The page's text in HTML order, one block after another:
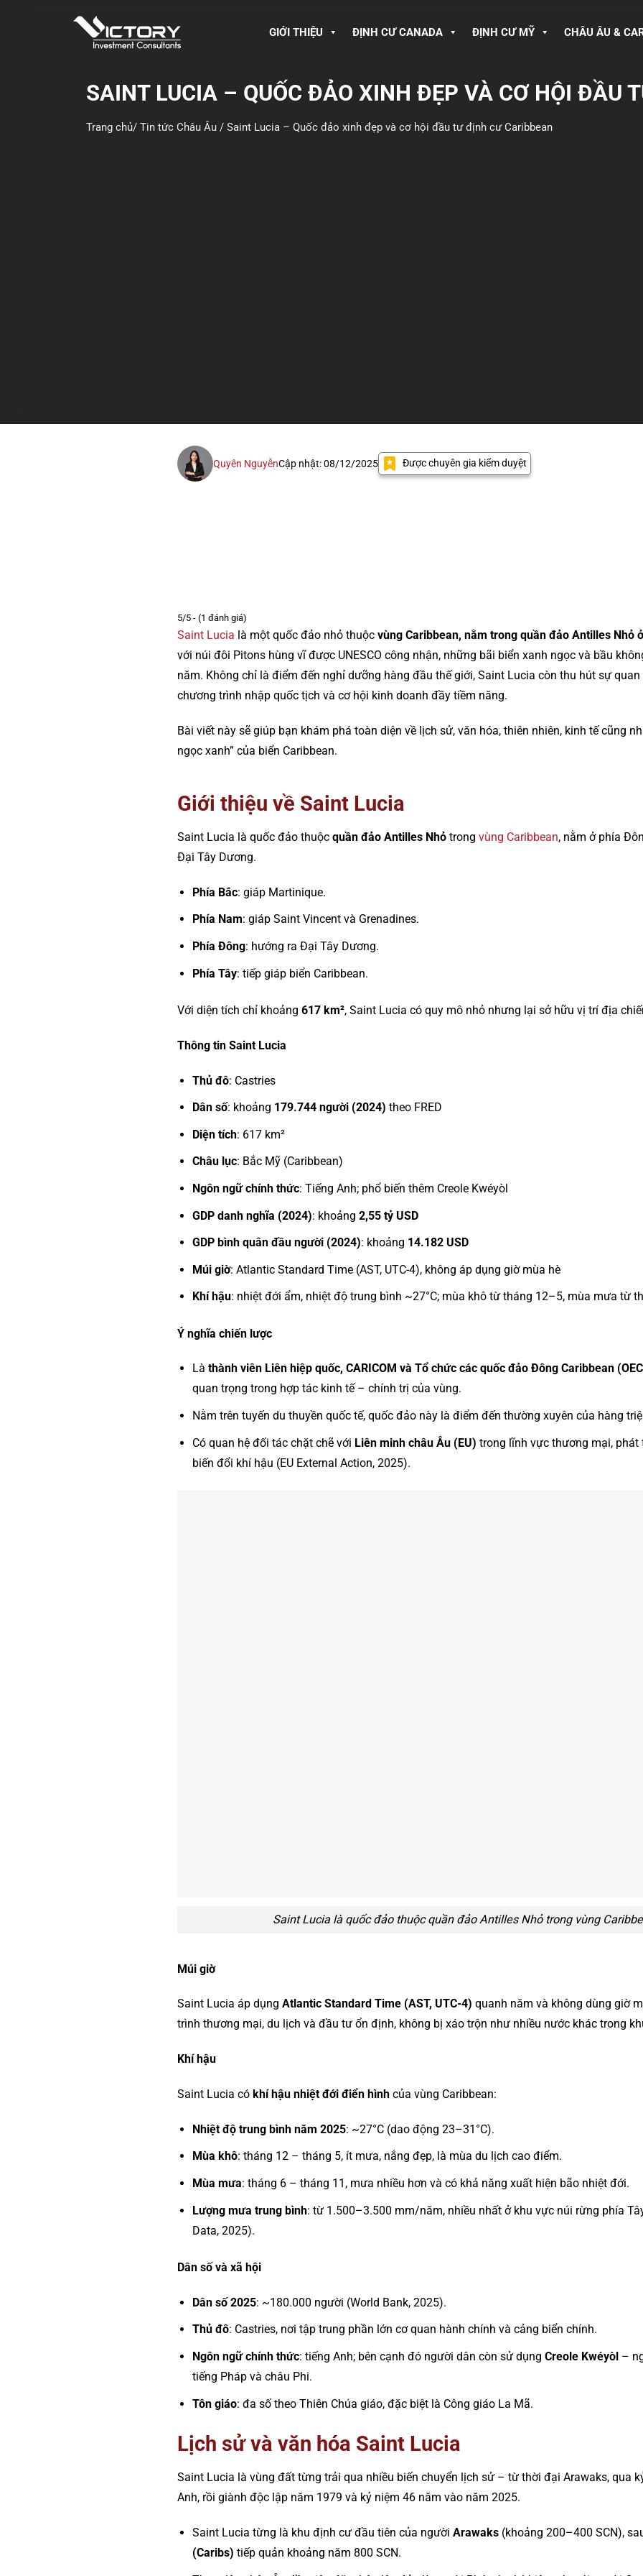
GIỚI THIỆU ĐỊNH CƯ CANADA ĐỊNH CƯ MỸ CHÂU ÂU &
SAINT LUCIA – QUỐC ĐẢO XINH ĐẸP VÀ CƠ HỘI ĐẦU
Trang chủ/ Tin tức Châu Âu / Saint Lucia – Quốc đảo xinh đẹp và cơ hội đầu tư định cư Caribbean
Quyên NguyễnCập nhật: 08/12/2025 Được chuyên gia kiểm duyệt
5/5 - (1 đánh giá)
Saint Lucia là một quốc đảo nhỏ thuộc vùng Caribbean, nằm trong quần đảo Antilles Nhỏ
với núi đôi Pitons hùng vĩ được UNESCO công nhận, những bãi biển xanh ngọc và bầu
năm. Không chỉ là điểm đến nghỉ dưỡng hàng đầu thế giới, Saint Lucia còn thu hút sự
chương trình nhập quốc tịch và cơ hội kinh doanh đầy tiềm năng.
Bài viết này sẽ giúp bạn khám phá toàn diện về lịch sử, văn hóa, thiên nhiên, kinh tế cũng
ngọc xanh” của biển Caribbean.
Giới thiệu về Saint Lucia
Saint Lucia là quốc đảo thuộc quần đảo Antilles Nhỏ trong vùng Caribbean, nằm ở phía
Đại Tây Dương.
Phía Bắc: giáp Martinique.
Phía Nam: giáp Saint Vincent và Grenadines.
Phía Đông: hướng ra Đại Tây Dương.
Phía Tây: tiếp giáp biển Caribbean.
Với diện tích chỉ khoảng 617 km², Saint Lucia có quy mô nhỏ nhưng lại sở hữu vị trí địa
Thông tin Saint Lucia
Thủ đô: Castries
Dân số: khoảng 179.744 người (2024) theo FRED
Diện tích: 617 km²
Châu lục: Bắc Mỹ (Caribbean)
Ngôn ngữ chính thức: Tiếng Anh; phổ biến thêm Creole Kwéyòl
GDP danh nghĩa (2024): khoảng 2,55 tỷ USD
GDP bình quân đầu người (2024): khoảng 14.182 USD
Múi giờ: Atlantic Standard Time (AST, UTC-4), không áp dụng giờ mùa hè
Khí hậu: nhiệt đới ẩm, nhiệt độ trung bình ~27°C; mùa khô từ tháng 12–5, mùa mưa từ
Ý nghĩa chiến lược
Là thành viên Liên hiệp quốc, CARICOM và Tổ chức các quốc đảo Đông Caribbean
quan trọng trong hợp tác kinh tế – chính trị của vùng.
Nằm trên tuyến du thuyền quốc tế, quốc đảo này là điểm đến thường xuyên của hàng
Có quan hệ đối tác chặt chẽ với Liên minh châu Âu (EU) trong lĩnh vực thương mại, phát
biến đổi khí hậu (EU External Action, 2025).
Saint Lucia là quốc đảo thuộc quần đảo Antilles Nhỏ trong vùng
Múi giờ
Saint Lucia áp dụng Atlantic Standard Time (AST, UTC-4) quanh năm và không dùng giờ
trình thương mại, du lịch và đầu tư ổn định, không bị xáo trộn như nhiều nước khác trong
Khí hậu
Saint Lucia có khí hậu nhiệt đới điển hình của vùng Caribbean:
Nhiệt độ trung bình năm 2025: ~27°C (dao động 23–31°C).
Mùa khô: tháng 12 – tháng 5, ít mưa, nắng đẹp, là mùa du lịch cao điểm.
Mùa mưa: tháng 6 – tháng 11, mưa nhiều hơn và có khả năng xuất hiện bão nhiệt đới.
Lượng mưa trung bình: từ 1.500–3.500 mm/năm, nhiều nhất ở khu vực núi rừng phía
Data, 2025).
Dân số và xã hội
Dân số 2025: ~180.000 người (World Bank, 2025).
Thủ đô: Castries, nơi tập trung phần lớn cơ quan hành chính và cảng biển chính.
Ngôn ngữ chính thức: tiếng Anh; bên cạnh đó người dân còn sử dụng Creole Kwéyòl–
tiếng Pháp và châu Phi.
Tôn giáo: đa số theo Thiên Chúa giáo, đặc biệt là Công giáo La Mã.
Lịch sử và văn hóa Saint Lucia
Saint Lucia là vùng đất từng trải qua nhiều biến chuyển lịch sử – từ thời đại Arawaks, qua
Anh, rồi giành độc lập năm 1979 và kỷ niệm 46 năm vào năm 2025.
Saint Lucia từng là khu định cư đầu tiên của người Arawaks(khoảng 200–400 SCN),
(Caribs) tiếp quản khoảng năm 800 SCN.